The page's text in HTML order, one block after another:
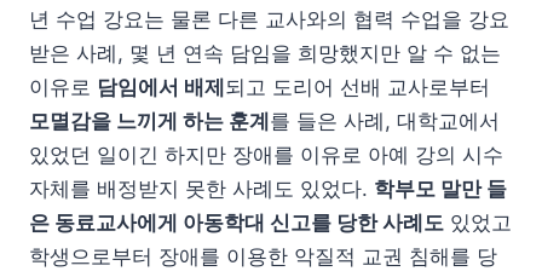
년 수업 강요는 물론 다른 교사와의 협력 수업을 강요
받은 사례, 몇 년 연속 담임을 희망했지만 알 수 없는
이유로 담임에서 배제 되고 도리어 선배 교사로부터
모멸감을 느끼게 하는 훈계 를 들은 사례, 대학교에서
있었던 일이긴 하지만 장애를 이유로 아예 강의 시수
자체를 배정받지 못한 사례도 있었다. 학부모 말만 들
은 동료교사에게 아동학대 신고를 당한 사례도 있었고
학생으로부터 장애를 이용한 악질적 교권 침해를 당